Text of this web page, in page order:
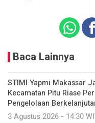
Baca Lainnya
STIMI Yapmi Makassar
Kecamatan Pitu Riase
Pengelolaan
3 Agustus 2026 - 14:30